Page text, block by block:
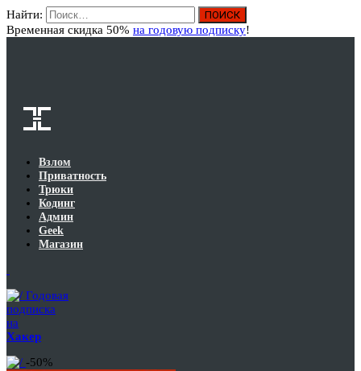
Найти:
Временная скидка 50% на годовую подписку!
Взлом
Приватность
Трюки
Кодинг
Админ
Geek
Магазин
Годовая
подписка
на
Хакер
-50%